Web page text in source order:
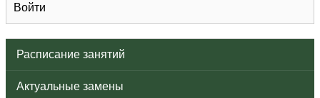
Войти
Расписание занятий
Актуальные замены